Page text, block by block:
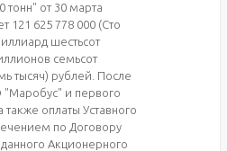
тонн" от 30 марта
121 625 778 000 (Сто
шестьсот
семьсот
тысяч) рублей. После
"Маробус" и первого
также оплаты Уставного
по Договору
Акционерного